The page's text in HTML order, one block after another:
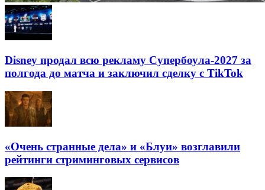
Disney продал всю рекламу Супербоула-2027 за
полгода до матча и заключил сделку с TikTok
«Очень странные дела» и «Блуи» возглавили
рейтинги стриминговых сервисов